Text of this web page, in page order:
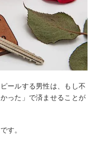
ールする男性は、もし不
った」で済ませることが
す。